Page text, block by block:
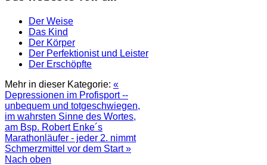
Der Weise
Das Kind
Der Körper
Der Perfektionist und Leister
Der Erschöpfte
Mehr in dieser Kategorie: «
Depressionen im Profisport --
unbequem und totgeschwiegen,
im wahrsten Sinne des Wortes,
am Bsp. Robert Enke´s
Marathonläufer - jeder 2. nimmt
Schmerzmittel vor dem Start »
Nach oben